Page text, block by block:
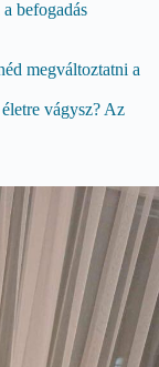
befogadás
megváltoztatni a
vágysz? Az